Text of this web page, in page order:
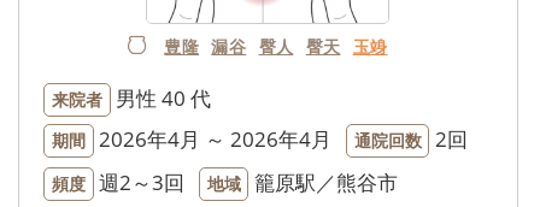
豊隆 漏谷 臀人 臀天 玉竧
来院者 男性 40 代
期間 2026年4月 ～ 2026年4月 通院回数 2回
頻度 週2～3回 地域 籠原駅／熊谷市